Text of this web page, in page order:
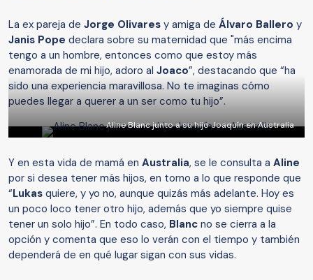
La ex pareja de Jorge Olivares y amiga de Álvaro Ballero y
Janis Pope declara sobre su maternidad que "más encima
tengo a un hombre, entonces como que estoy más
enamorada de mi hijo, adoro al Joaco”, destacando que “ha
sido una experiencia maravillosa. No te imaginas cómo
puedes llegar a querer a un ser como tu hijo”.
Aline Blanc junto a su hijo Joaquín en Australia
Y en esta vida de mamá en Australia, se le consulta a Aline
por si desea tener más hijos, en torno a lo que responde que
“Lukas quiere, y yo no, aunque quizás más adelante. Hoy es
un poco loco tener otro hijo, además que yo siempre quise
tener un solo hijo”. En todo caso, Blanc no se cierra a la
opción y comenta que eso lo verán con el tiempo y también
dependerá de en qué lugar sigan con sus vidas.